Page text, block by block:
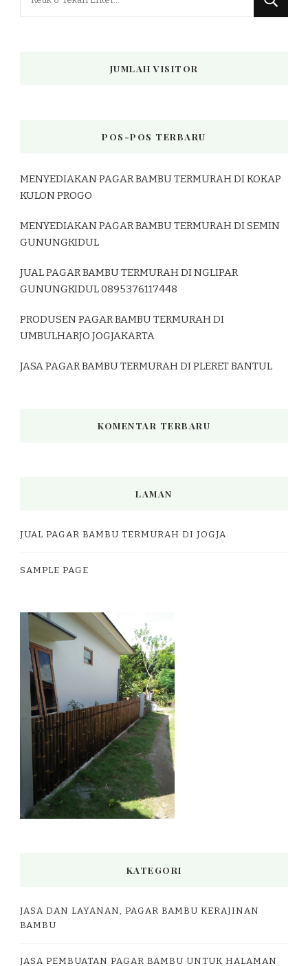
JUMLAH VISITOR
POS-POS TERBARU
MENYEDIAKAN PAGAR BAMBU TERMURAH DI KOKAP
KULON PROGO
MENYEDIAKAN PAGAR BAMBU TERMURAH DI SEMIN
GUNUNGKIDUL
JUAL PAGAR BAMBU TERMURAH DI NGLIPAR
GUNUNGKIDUL 0895376117448
PRODUSEN PAGAR BAMBU TERMURAH DI
UMBULHARJO JOGJAKARTA
JASA PAGAR BAMBU TERMURAH DI PLERET BANTUL
KOMENTAR TERBARU
LAMAN
JUAL PAGAR BAMBU TERMURAH DI JOGJA
SAMPLE PAGE
KATEGORI
JASA DAN LAYANAN, PAGAR BAMBU KERAJINAN
BAMBU
JASA PEMBUATAN PAGAR BAMBU UNTUK HALAMAN